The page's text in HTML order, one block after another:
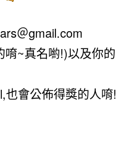
＠gmail.com
~真名喲!)以及你的
也會公佈得獎的人唷!